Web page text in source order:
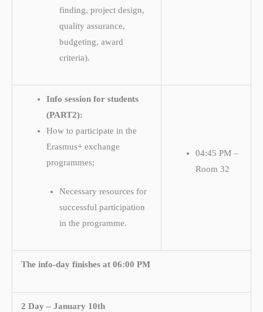
finding, project design,
quality assurance,
budgeting, award
criteria).
Info session for students
(PART2):
How to participate in the
Erasmus+ exchange
programmes;
Necessary resources for
successful participation
in the programme.
04:45 PM –
Room 32
The info-day finishes at 06:00 PM
2 Day – January 10th